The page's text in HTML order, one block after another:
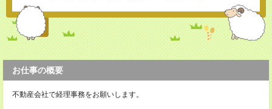
お仕事の概要
不動産会社で経理事務をお願いします。